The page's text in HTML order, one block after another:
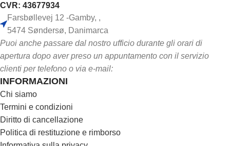
CVR: 43677934
Farsbøllevej 12 -Gamby, ,
5474 Søndersø, Danimarca
Puoi anche passare dal nostro ufficio durante gli orari di
apertura dopo aver preso un appuntamento con il servizio
clienti per telefono o via e-mail:
INFORMAZIONI
Chi siamo
Termini e condizioni
Diritto di cancellazione
Politica di restituzione e rimborso